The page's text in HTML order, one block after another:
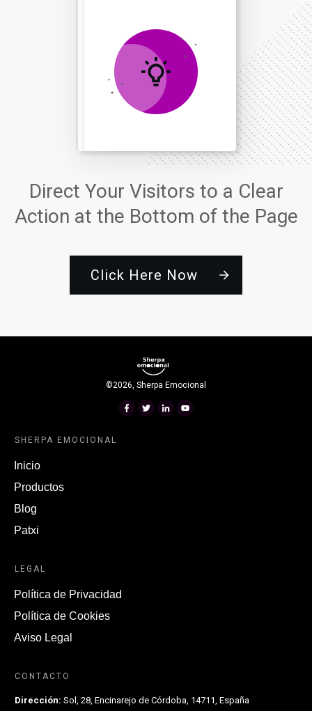
Direct Your Visitors to a Clear
Action at the Bottom of the Page
Click Here Now
©2026, Sherpa Emocional
SHERPA EMOCIONAL
Inicio
Productos
Blog
Patxi
LEGAL
Política de Privacidad
Política de Cookies
Aviso Legal
CONTACTO
Dirección: Sol, 28, Encinarejo de Córdoba, 14711, España